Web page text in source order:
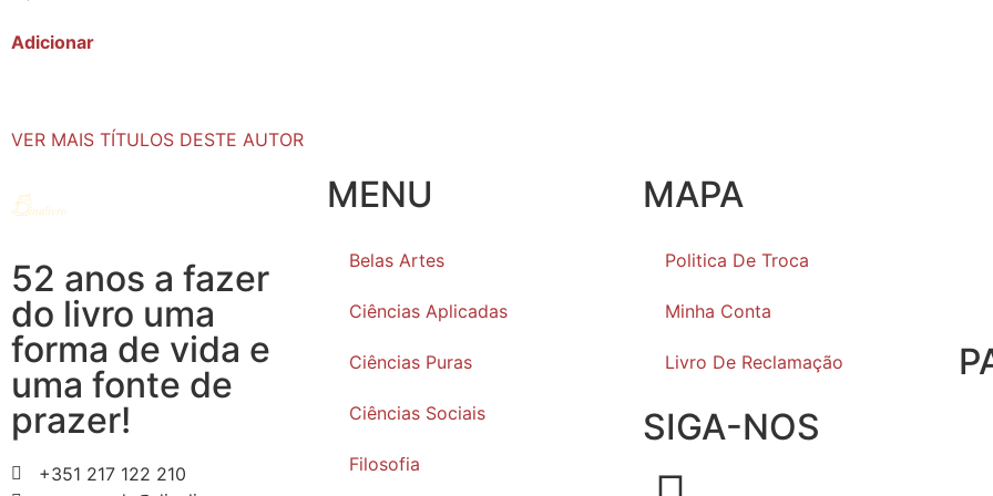
Adicionar
VER MAIS TÍTULOS DESTE AUTOR
52 anos a fazer
do livro uma
forma de vida e
uma fonte de
prazer!
+351 217 122 210
MENU
Belas Artes
Ciências Aplicadas
Ciências Puras
Ciências Sociais
Filosofia
MAPA
Politica De Troca
Minha Conta
Livro De Reclamação
SIGA-NOS